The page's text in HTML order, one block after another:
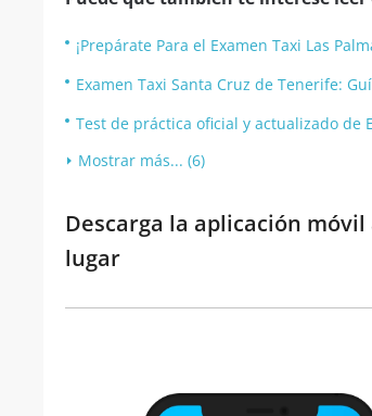
¡Prepárate Para el Examen Taxi Las
Examen Taxi Santa Cruz de Tenerife:
Test de práctica oficial y actualizado de
Mostrar más... (6)
Descarga la aplicación
lugar